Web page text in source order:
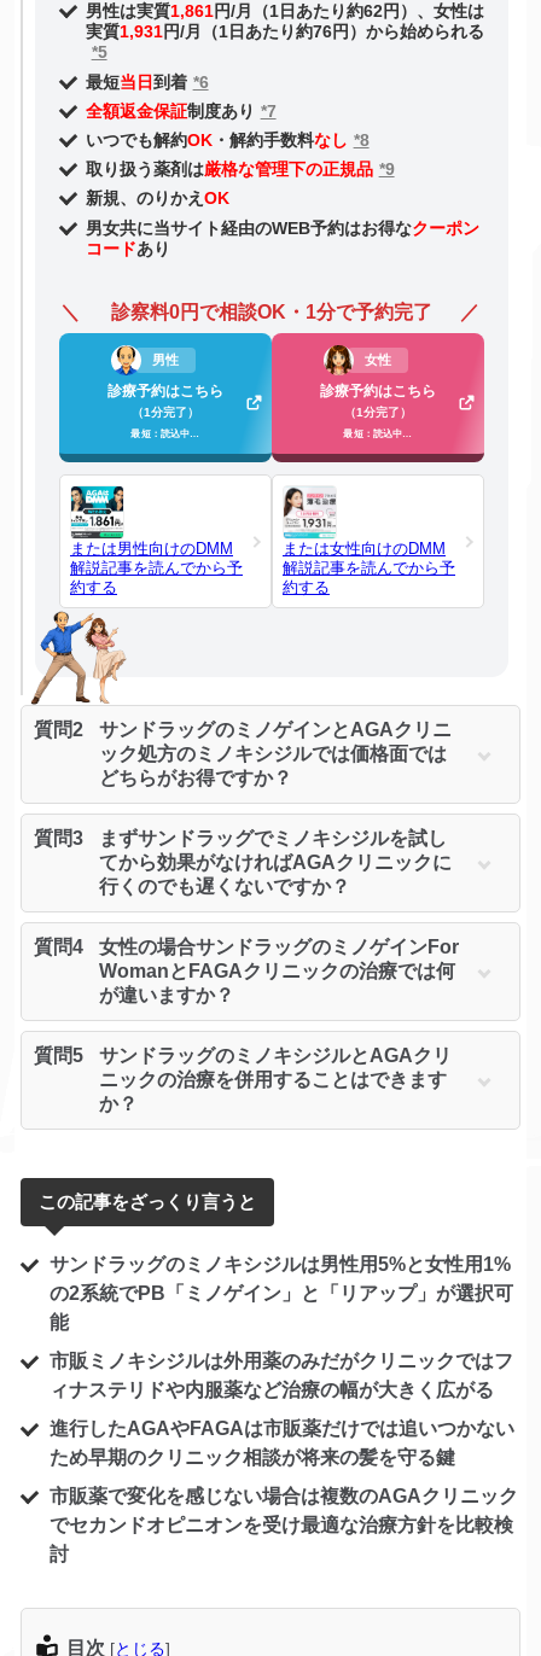
男性は実質1,861円/月（1日あたり約62円）、女性は
実質1,931円/月（1日あたり約76円）から始められる
*5
最短当日到着 *6
全額返金保証制度あり *7
いつでも解約OK・解約手数料なし *8
取り扱う薬剤は厳格な管理下の正規品 *9
新規、のりかえ OK
男女共に当サイト経由のWEB予約はお得なクーポン
コードあり
診察料0円で相談OK・1分で予約完了
男性
診療予約はこちら
（1分完了）
最短：読込中…
または男性向けのDMM
解説記事を読んでから予
約する
女性
診療予約はこちら
（1分完了）
最短：読込中…
または女性向けのDMM
解説記事を読んでから予
約する
質問2
サンドラッグのミノゲインとAGAクリニ
ック処方のミノキシジルでは価格面では
どちらがお得ですか？
質問3
まずサンドラッグでミノキシジルを試し
てから効果がなければAGAクリニックに
行くのでも遅くないですか？
質問4
女性の場合サンドラッグのミノゲインFor
WomanとFAGAクリニックの治療では何
が違いますか？
質問5
サンドラッグのミノキシジルとAGAクリ
ニックの治療を併用することはできます
か？
この記事をざっくり言うと
サンドラッグのミノキシジルは男性用5%と女性用1%
の2系統でPB「ミノゲイン」と「リアップ」が選択可
能
市販ミノキシジルは外用薬のみだがクリニックではフ
ィナステリドや内服薬など治療の幅が大きく広がる
進行したAGAやFAGAは市販薬だけでは追いつかない
ため早期のクリニック相談が将来の髪を守る鍵
市販薬で変化を感じない場合は複数のAGAクリニック
でセカンドオピニオンを受け最適な治療方針を比較検
討
目次 [とじる]